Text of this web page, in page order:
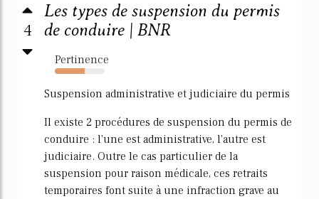
4
Les types de suspension du permis
de conduire | BNR
Pertinence
60%
Suspension administrative et judiciaire du permis
Il existe 2 procédures de suspension du permis de
conduire : l'une est administrative, l'autre est
judiciaire. Outre le cas particulier de la
suspension pour raison médicale, ces retraits
temporaires font suite à une infraction grave au